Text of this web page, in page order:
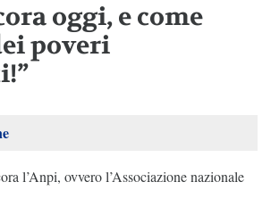
oggi, e come
poveri
l’Anpi, ovvero l’Associazione nazionale